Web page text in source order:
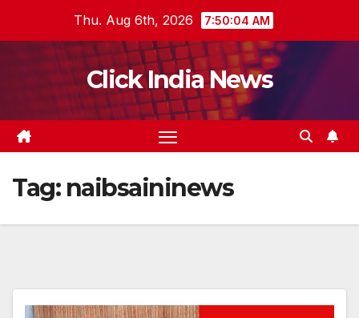
Thu. Aug 6th, 2026 7:50:05 AM
Click India News
Tag: naibsaininews